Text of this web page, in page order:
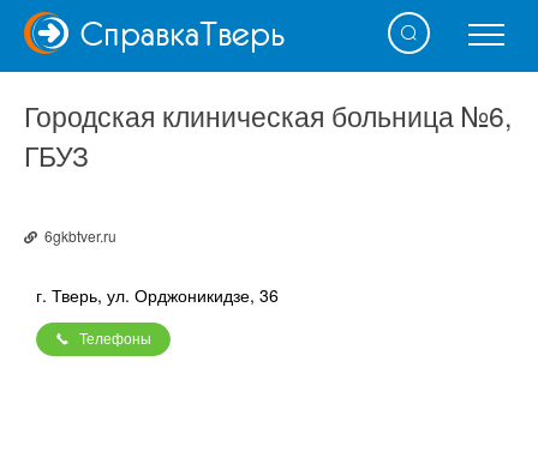
СправкаТверь
Городская клиническая больница №6,
ГБУЗ
6gkbtver.ru
г. Тверь, ул. Орджоникидзе, 36
Телефоны